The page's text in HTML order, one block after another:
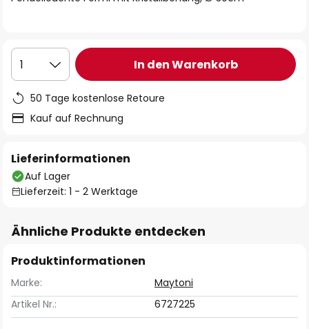
1 In den Warenkorb
50 Tage kostenlose Retoure
Kauf auf Rechnung
Lieferinformationen
Auf Lager
Lieferzeit: 1 - 2 Werktage
Ähnliche Produkte entdecken
Produktinformationen
Marke:
Maytoni
Artikel Nr.:
6727225